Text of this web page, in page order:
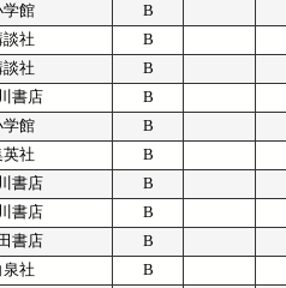
学館
B
談社
B
談社
B
書店
B
学館
B
英社
B
書店
B
書店
B
書店
B
泉社
B